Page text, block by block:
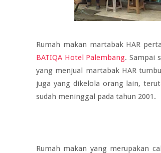
Rumah makan martabak HAR
BATIQA Hotel Palembang. Sampai
yang menjual martabak HAR
juga yang dikelola orang lain,
sudah meninggal pada tahun 2001.
Rumah makan yang merupakan